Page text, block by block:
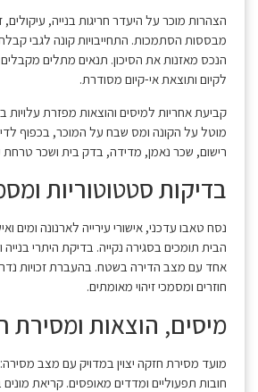
הצהרות מוכר על היעדר חריגות בנייה, עיקולים,
מבססות הסתמכות. התחייבויות קונה לגבי
הנכס מאזנות את הסיכון. תנאים מתלים מקבלים
לקיום ותוצאת אי-קיום מסודרת.
קביעת אחריות למיסים והוצאות מפזרת עלויות
מוטל על הקונה ומס שבח על המוכר, בכפוף
רישום, שכר נאמן, מדידה, בדק בית ושכר טרחת
בדיקות סטטוטוריות
נסח טאבו עדכני, אישורי עירייה לארנונה ומים
הבית תומכים בסגירה נקייה. בדיקת היתרי
אחד עם מצב הדירה בשטח. בהעברת זכויות
חוזרים ומסמכי זיהוי מאומתים.
מיסים, הוצאות ומסירת
מועד מסירת חזקה יצוין במדויק עם מצב
חובות תפעוליים ומדדים מאופסים. קריאת